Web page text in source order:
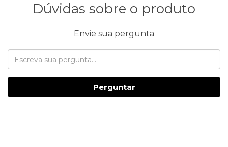
Dúvidas sobre o produto
Envie sua pergunta
Perguntar